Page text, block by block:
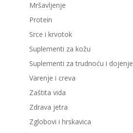
Mršavljenje
Protein
Srce i krvotok
Suplementi za kožu
Suplementi za trudnoću i dojenje
Varenje i creva
Zaštita vida
Zdrava jetra
Zglobovi i hrskavica